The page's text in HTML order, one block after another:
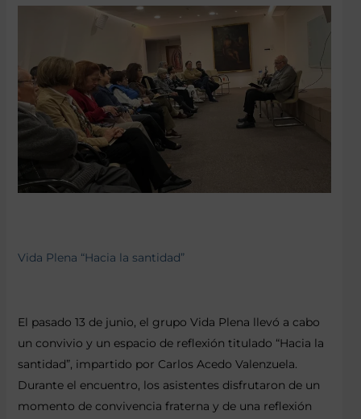
Vida Plena “Hacia la santidad”
El pasado 13 de junio, el grupo Vida Plena llevó a cabo
un convivio y un espacio de reflexión titulado “Hacia la
santidad”, impartido por Carlos Acedo Valenzuela.
Durante el encuentro, los asistentes disfrutaron de un
momento de convivencia fraterna y de una reflexión